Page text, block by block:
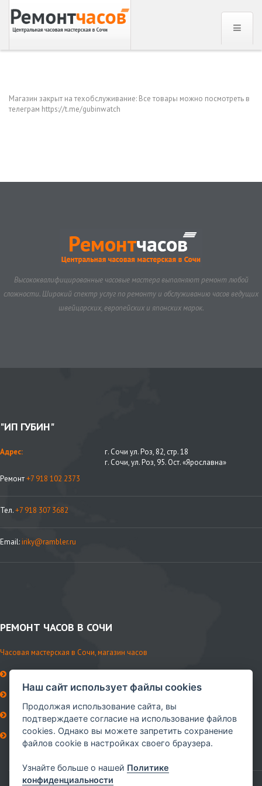
Магазин закрыт на техобслуживание: Все товары можно посмотреть в
телеграм https://t.me/gubinwatch
Высококвалифицированные часовые мастера выполняют ремонт любой
сложности. Широкий спектр услуг по ремонту и обслуживанию часов ведущих
швейцарских, европейских и японских марок.
"ИП ГУБИН"
Адрес:
г. Сочи ул. Роз, 82, стр. 18
г. Сочи, ул. Роз, 95. Ост. «Ярославна»
Ремонт+7 918 102 2373
Тел.+7 918 307 3682
Email:iriky@rambler.ru
РЕМОНТ ЧАСОВ В СОЧИ
Часовая мастерская в Сочи, магазин часов
Контакты
Ремни и аксессуары
Сервисное обслуживание
Наш сайт использует файлы cookies
Продолжая использование сайта, вы
подтверждаете согласие на использование файлов
cookies. Однако вы можете запретить сохранение
файлов cookie в настройках своего браузера.
Узнайте больше о нашей Политике
конфиденциальности